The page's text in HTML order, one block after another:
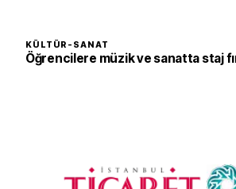
KÜLTÜR-SANAT
Öğrencilere müzik ve sanatta staj